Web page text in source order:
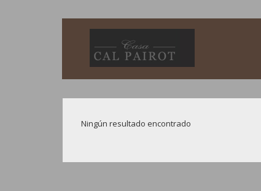
Ningún resultado encontrado